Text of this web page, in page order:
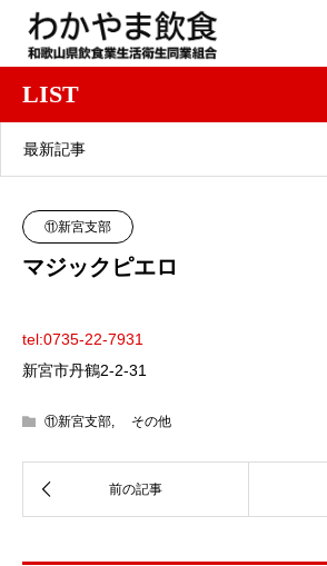
LIST
最新記事
⑪新宮支部
マジックピエロ
tel:0735-22-7931
新宮市丹鶴2-2-31
⑪新宮支部, その他